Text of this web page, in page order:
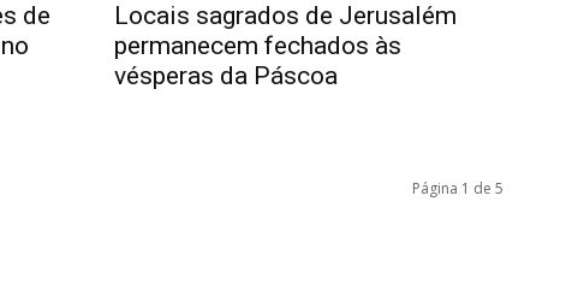
de
Locais sagrados de Jerusalém
permanecem fechados às
vésperas da Páscoa
Página 1 de 5